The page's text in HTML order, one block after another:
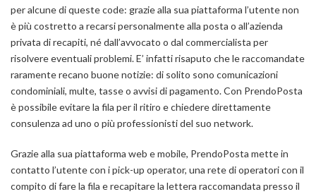
per alcune di queste code: grazie alla sua piattaforma l’utente non
è più costretto a recarsi personalmente alla posta o all’azienda
privata di recapiti, né dall’avvocato o dal commercialista per
risolvere eventuali problemi. E’ infatti risaputo che le raccomandate
raramente recano buone notizie: di solito sono comunicazioni
condominiali, multe, tasse o avvisi di pagamento. Con PrendoPosta
è possibile evitare la fila per il ritiro e chiedere direttamente
consulenza ad uno o più professionisti del suo network.
Grazie alla sua piattaforma web e mobile, PrendoPosta mette in
contatto l’utente con i pick-up operator, una rete di operatori con il
compito di fare la fila e recapitare la lettera raccomandata presso il